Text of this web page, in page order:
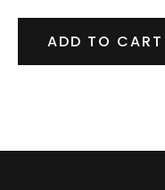
ADD TO CART